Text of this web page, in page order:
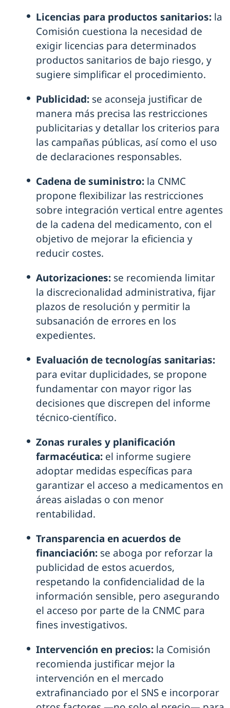
Licencias para productos sanitarios: la
Comisión cuestiona la necesidad de
exigir licencias para determinados
productos sanitarios de bajo riesgo, y
sugiere simplificar el procedimiento.
Publicidad: se aconseja justificar de
manera más precisa las restricciones
publicitarias y detallar los criterios para
las campañas públicas, así como el uso
de declaraciones responsables.
Cadena de suministro: la CNMC
propone flexibilizar las restricciones
sobre integración vertical entre agentes
de la cadena del medicamento, con el
objetivo de mejorar la eficiencia y
reducir costes.
Autorizaciones: se recomienda limitar
la discrecionalidad administrativa, fijar
plazos de resolución y permitir la
subsanación de errores en los
expedientes.
Evaluación de tecnologías sanitarias:
para evitar duplicidades, se propone
fundamentar con mayor rigor las
decisiones que discrepen del informe
técnico-científico.
Zonas rurales y planificación
farmacéutica: el informe sugiere
adoptar medidas específicas para
garantizar el acceso a medicamentos en
áreas aisladas o con menor
rentabilidad.
Transparencia en acuerdos de
financiación: se aboga por reforzar la
publicidad de estos acuerdos,
respetando la confidencialidad de la
información sensible, pero asegurando
el acceso por parte de la CNMC para
fines investigativos.
Intervención en precios: la Comisión
recomienda justificar mejor la
intervención en el mercado
extrafinanciado por el SNS e incorporar